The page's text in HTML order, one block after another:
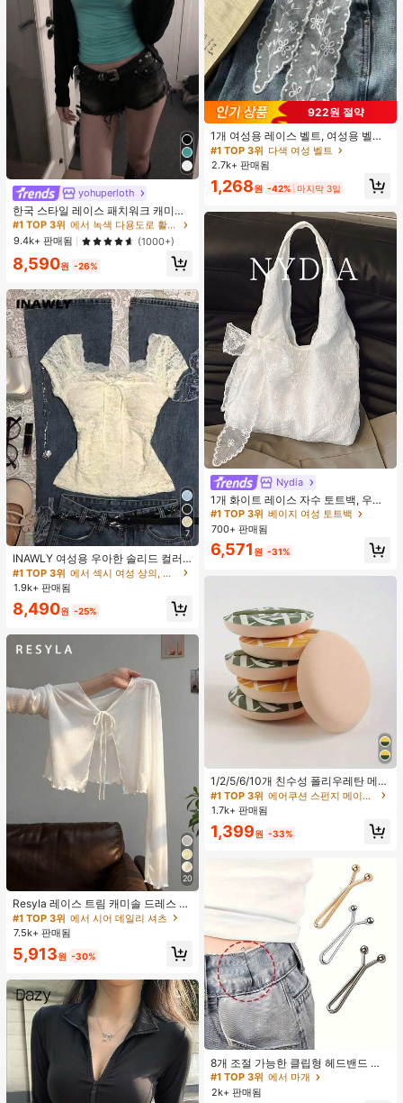
yohuperloth
한국 스타일 레이스 패치워크 캐미솔
탱크 탑, Y2K 에스테틱, 스트리트웨어
캐주얼 여름
#1 TOP 3위
거의 매진!
#1 TOP 3위
에서 녹색 다용도로 활용 가능한 데일리 탑
거의 매진!
#1 TOP 3위
에서 녹색 다용도로 활용 가능한 데일리 탑
거의 매진!
#1 TOP 3위
에서 녹색 다용도로 활용 가능한 데일리 탑
거의 매진!
9.4k+ 판매됨 (1000+)
8,590원 -26%
7
INAWLY 여성용 우아한 솔리드 컬러
레이스 탑 리본 장식, 여름
#1 TOP 3위
에서 섹시 여성 상의, 블라우스 & 티
1.9k+ 판매됨
8,490원 -25%
20
Resyla 레이스 트림 캐미솔 드레스 커
버 업, 여성용 긴소매 니트 시어 커버
업 탑, 여름
#1 TOP 3위 에서 시어 데일리 셔츠
7.5k+ 판매됨
5,913원 -30%
922원 절약
1개 여성용 레이스 벨트, 여성용 벨트,
다기능 바지 액세서리, 스카프 또는 벨
트로 사용 가능, 패션 긴 레이스 벨트
스카프, 플로럴 레이스 트림 스카프,
레이스 헤드밴드 헤드스카프 넥 스카
프 헤드밴드, 경량 자수 레이스 스카
프, 우아한 레이스 허리 장식, 여성용
액세서리
#1 TOP 3위 다색 여성 벨트
2.7k+ 판매됨
1,268원 -42% 마지막 3일
Nydia
1개 화이트 레이스 자수 토트백, 우아
한 리본 숄더백, 로맨틱 대용량 여성
데일리 쇼핑 여행 핸드백
#1 TOP 3위 베이지 여성 토트백
거의 매진!
#1 TOP 3위 베이지 여성 토트백
거의 매진!
#1 TOP 3위 베이지 여성 토트백
거의 매진!
#1 TOP 3위
베이지 여성 토트백
700+ 판매됨
6,571 원 -31%
1/2/5/6/10개 친수성 폴리우레탄 메이
크업 스펀지 세트, 부드러운 파우더 퍼
프, 얼굴, 파운데이션 및 컨실러 블렌
딩 도구에 적합, 다기능 건식/습식 사
용, 유니섹스, 메이크업, 저렴한, 방 장
식, 화장대, 여행, 침실, 메이크업 액세
퍼프, 메이크업 스펀지, 저렴한, 스타
킹 스터퍼, 메이크업, 메이크업 도구,
저렴한 물건, 선물, 여성용 선물, 크리
스마스 선물, 경품, 여행, 저렴한 물건,
여행 필수품
높은 재방문 고객
#1 TOP 3위
에어쿠션 스펀지 메이크업 퍼프 & 스폰지
높은 재방문 고객
#1 TOP 3위
에어쿠션 스펀지 메이크업 퍼프 & 스폰지
높은 재방문 고객
#1 TOP 3위
에어쿠션 스펀지 메이크업 퍼프 & 스폰지
높은 재방문 고객
1.7k+ 판매됨
1,399원 -33%
8개 조절 가능한 클립형 헤드밴드 버
클, 못 없는 허리 고정 클립, 보이지 않
는 누출 방지 클립, 다기능 스카프 헤
#1 TOP 3위 에서 마개
2k+ 판매됨